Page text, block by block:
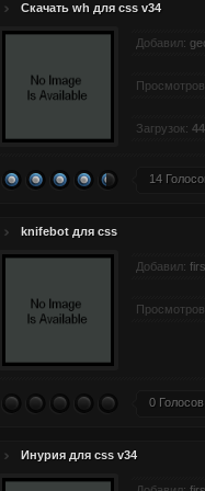
Скачать wh для css v34
Добавил:
Загрузок:
14
knifebot для css
Добавил:
0 Голосов
Инурия для css v34